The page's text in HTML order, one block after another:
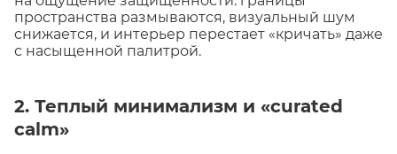
пространства размываются, визуальный шум
снижается, и интерьер перестает «кричать» даже
с насыщенной палитрой.
2. Теплый минимализм и «curated
calm»